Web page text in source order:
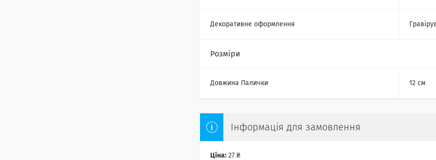
Декоративне оформлення
Розміри
Довжина Палички 12 см
Інформація для замовлення
Ціна: 27 ₴